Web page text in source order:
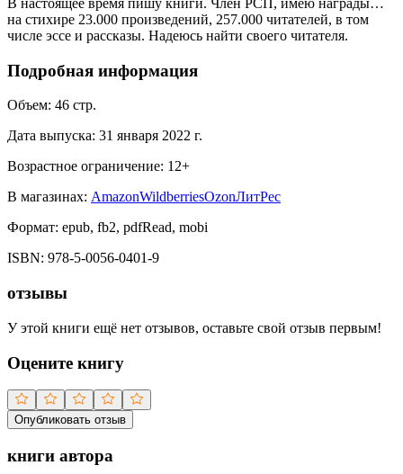
В настоящее время пишу книги. Член РСП, имею награды…
на стихире 23.000 произведений, 257.000 читателей, в том
числе эссе и рассказы. Надеюсь найти своего читателя.
Подробная информация
Объем: 46 стр.
Дата выпуска: 31 января 2022 г.
Возрастное ограничение: 12+
В магазинах: AmazonWildberriesOzonЛитРес
Формат: epub, fb2, pdfRead, mobi
ISBN: 978-5-0056-0401-9
отзывы
У этой книги ещё нет отзывов, оставьте свой отзыв первым!
Оцените книгу
Опубликовать отзыв
книги автора